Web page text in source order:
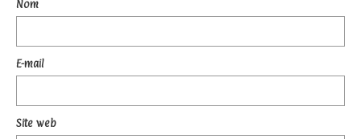
Nom
E-mail
Site web